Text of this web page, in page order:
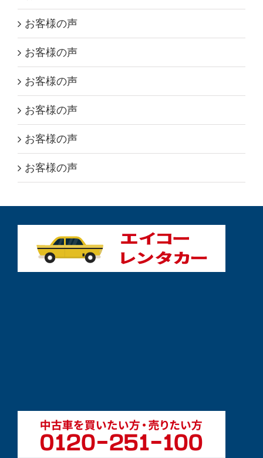
お客様の声
お客様の声
お客様の声
お客様の声
お客様の声
お客様の声